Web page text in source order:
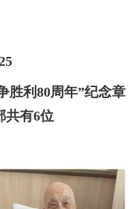
胜利80周年”纪念章
共有6位